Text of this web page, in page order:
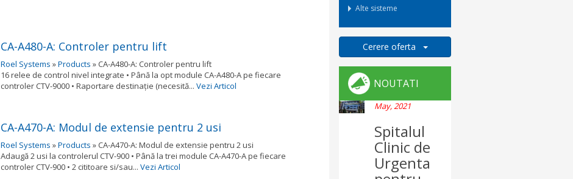
CA-A480-A: Controler pentru lift
Roel Systems »Products » CA-A480-A: Controler pentru lift
16 relee de control nivel integrate • Până la opt module CA-A480-A pe fiecare
controler CTV-9000 • Raportare destinaţie (necesită... Vezi Articol
CA-A470-A: Modul de extensie pentru 2 usi
Roel Systems »Products » CA-A470-A: Modul de extensie pentru 2 usi
Adaugă 2 usi la controlerul CTV-900 • Până la trei module CA-A470-A pe fiecare
controler CTV-900 • 2 cititoare si/sau... Vezi Articol
Alte sisteme
Cerere oferta
NOUTATI
May, 2021
Spitalul
Clinic de
Urgenta